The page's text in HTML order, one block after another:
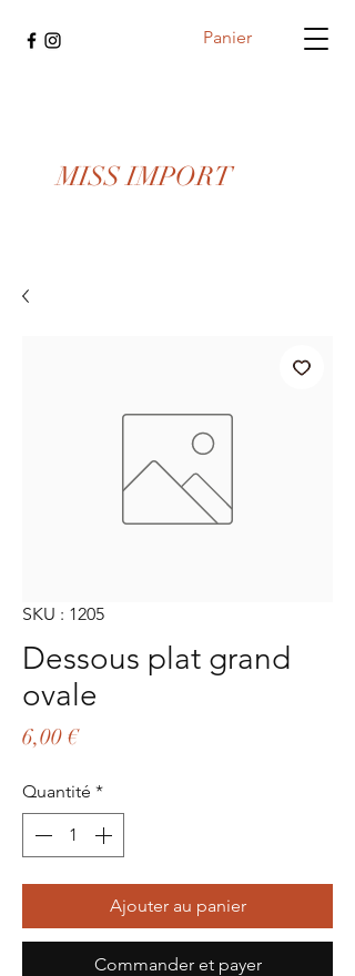
Panier
MISS IMPORT
SKU : 1205
Dessous plat grand
ovale
6,00 €Prix
Quantité *
Ajouter au panier
Commander et payer